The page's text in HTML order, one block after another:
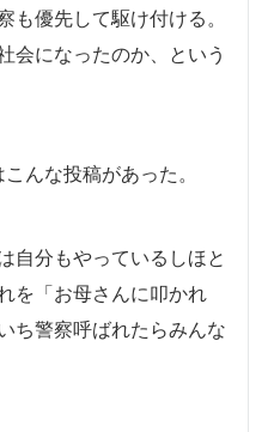
も優先して駆け付ける。
会になったのか、という
んな投稿があった。
自分もやっているしほと
を「お母さんに叩かれ
ち警察呼ばれたらみんな